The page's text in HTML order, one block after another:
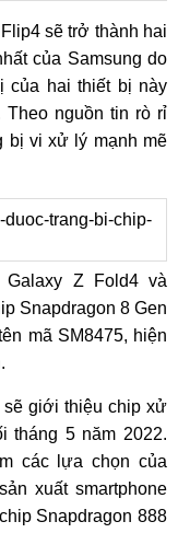
sẽ trở thành hai
của Samsung do
của hai thiết bị này
nguồn tin rò rỉ
bị vi xử lý mạnh mẽ
Galaxy Z Fold4 và
Snapdragon 8 Gen
mã SM8475, hiện
sẽ giới thiệu chip xử
tháng 5 năm 2022.
các lựa chọn của
xuất smartphone
Snapdragon 888